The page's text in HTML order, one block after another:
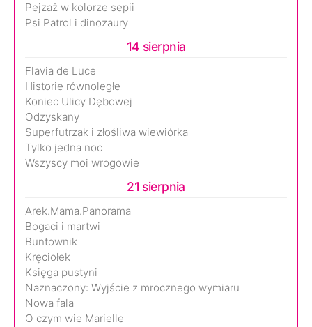
Pejzaż w kolorze sepii
Psi Patrol i dinozaury
14 sierpnia
Flavia de Luce
Historie równoległe
Koniec Ulicy Dębowej
Odzyskany
Superfutrzak i złośliwa wiewiórka
Tylko jedna noc
Wszyscy moi wrogowie
21 sierpnia
Arek.Mama.Panorama
Bogaci i martwi
Buntownik
Kręciołek
Księga pustyni
Naznaczony: Wyjście z mrocznego wymiaru
Nowa fala
O czym wie Marielle